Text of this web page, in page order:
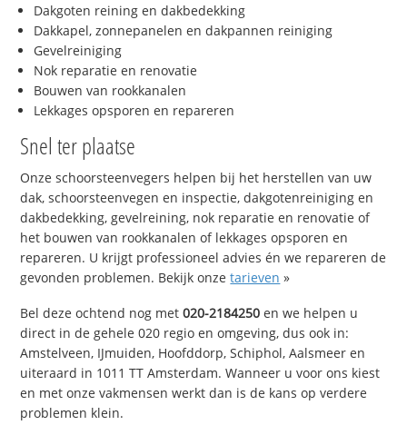
Dakgoten reining en dakbedekking
Dakkapel, zonnepanelen en dakpannen reiniging
Gevelreiniging
Nok reparatie en renovatie
Bouwen van rookkanalen
Lekkages opsporen en repareren
Snel ter plaatse
Onze schoorsteenvegers helpen bij het herstellen van uw
dak, schoorsteenvegen en inspectie, dakgotenreiniging en
dakbedekking, gevelreining, nok reparatie en renovatie of
het bouwen van rookkanalen of lekkages opsporen en
repareren. U krijgt professioneel advies én we repareren de
gevonden problemen. Bekijk onzetarieven »
Bel deze ochtend nog met020-2184250 en we helpen u
direct in de gehele 020 regio en omgeving, dus ook in:
Amstelveen, IJmuiden, Hoofddorp, Schiphol, Aalsmeer en
uiteraard in 1011 TT Amsterdam. Wanneer u voor ons kiest
en met onze vakmensen werkt dan is de kans op verdere
problemen klein.